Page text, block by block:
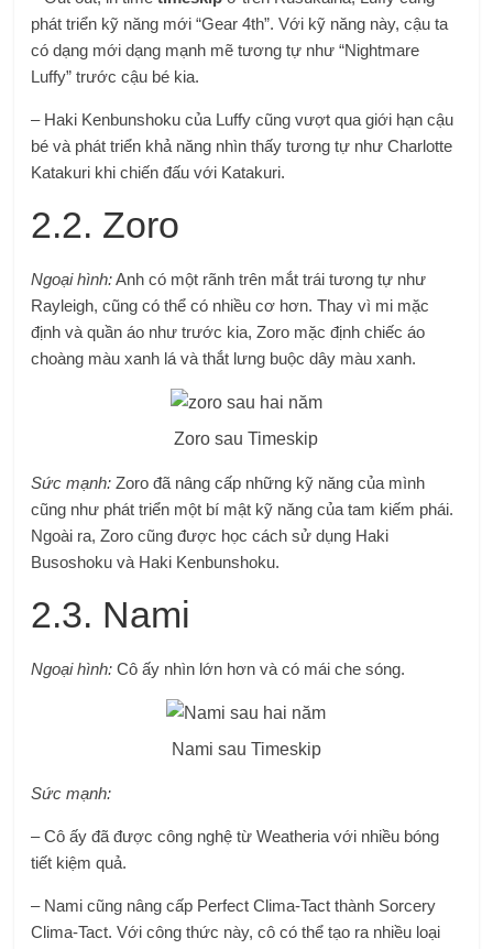
phát triển kỹ năng mới “Gear 4th”. Với kỹ năng này, cậu ta
có dạng mới dạng mạnh mẽ tương tự như “Nightmare
Luffy” trước cậu bé kia.
– Haki Kenbunshoku của Luffy cũng vượt qua giới hạn cậu
bé và phát triển khả năng nhìn thấy tương tự như Charlotte
Katakuri khi chiến đấu với Katakuri.
2.2. Zoro
Ngoại hình:Anh có một rãnh trên mắt trái tương tự như
Rayleigh, cũng có thể có nhiều cơ hơn. Thay vì mi mặc
định và quần áo như trước kia, Zoro mặc định chiếc áo
choàng màu xanh lá và thắt lưng buộc dây màu xanh.
Zoro sau Timeskip
Sức mạnh: Zoro đã nâng cấp những kỹ năng của mình
cũng như phát triển một bí mật kỹ năng của tam kiếm phái.
Ngoài ra, Zoro cũng được học cách sử dụng Haki
Busoshoku và Haki Kenbunshoku.
2.3. Nami
Ngoại hình: Cô ấy nhìn lớn hơn và có mái che sóng.
Nami sau Timeskip
Sức mạnh:
– Cô ấy đã được công nghệ từ Weatheria với nhiều bóng
tiết kiệm quả.
– Nami cũng nâng cấp Perfect Clima-Tact thành Sorcery
Clima-Tact. Với công thức này, cô có thể tạo ra nhiều loại